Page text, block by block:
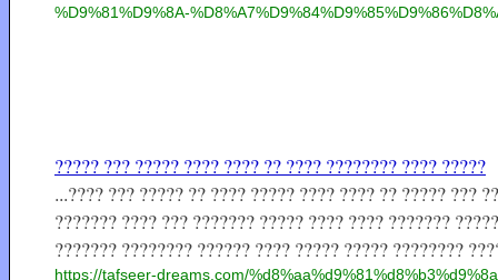
%D9%81%D9%8A-
????? ??? ????? ???? ???? ?? ???? ???????? ???? ?????
...???? ??? ????? ?? ???? ????? ???? ???? ?? ????? ???
??????? ???? ??? ??????? ????? ???? ???? ???????
??????? ???????? ?????? ???? ????? ????? ????????
https://tafseer-dreams.com/